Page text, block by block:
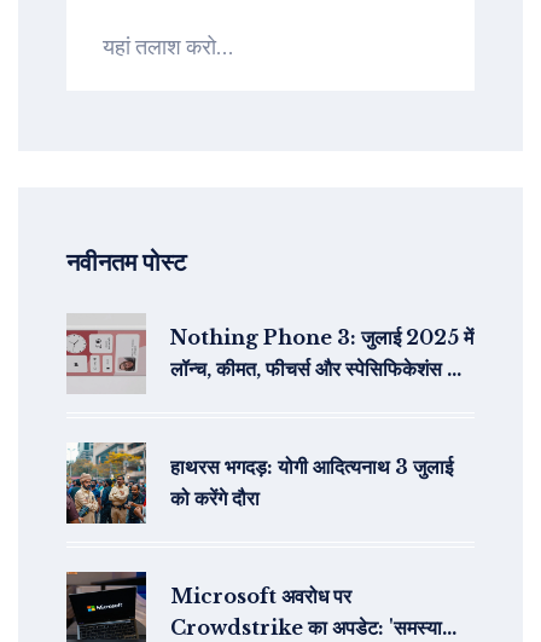
नवीनतम पोस्ट
Nothing Phone 3: जुलाई 2025 में
लॉन्च, कीमत, फीचर्स और स्पेसिफिकेशंस की
हाथरस भगदड़: योगी आदित्यनाथ 3 जुलाई
को करेंगे दौरा
Microsoft अवरोध पर
Crowdstrike का अपडेट: 'समस्या